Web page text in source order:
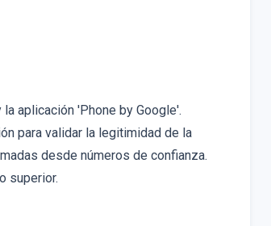
aplicación 'Phone by Google'.
para validar la legitimidad de la
desde números de confianza.
superior.